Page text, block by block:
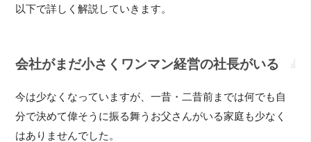
以下で詳しく解説していきます。
会社がまだ小さくワンマン経営の社長がいる
今は少なくなっていますが、一昔・二昔前までは何でも自
分で決めて偉そうに振る舞うお父さんがいる家庭も少なく
はありませんでした。